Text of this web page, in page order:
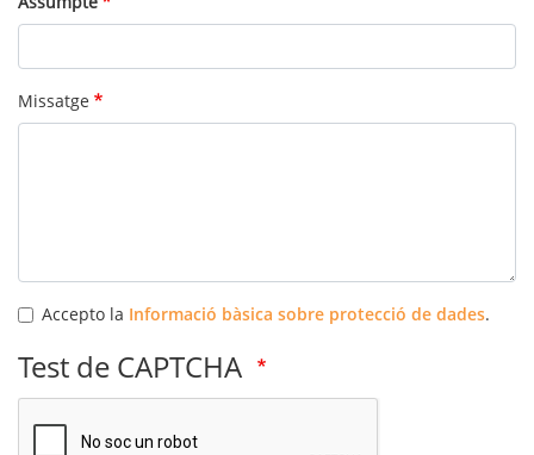
Missatge
Accepto la Informació bàsica sobre protecció de dades.
Test de CAPTCHA